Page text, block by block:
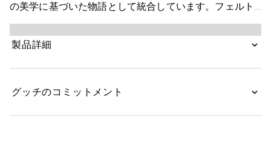
の美学に基づいた物語として統合しています。フェルト
コットンジャージーで仕立てたこのベビー用スウェット
シャツは、MR. MEN™ LITTLE MISS™ブランドのキャラ
クターをあしらったアートワークが特徴です。
製品詳細
グッチのコミットメント